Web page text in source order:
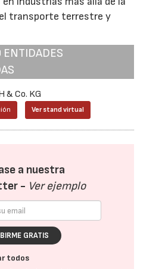
transporte terrestre y
ENTIDADES
& Co. KG
Ver stand virtual
a nuestra
- Ver ejemplo
GRATIS
todos